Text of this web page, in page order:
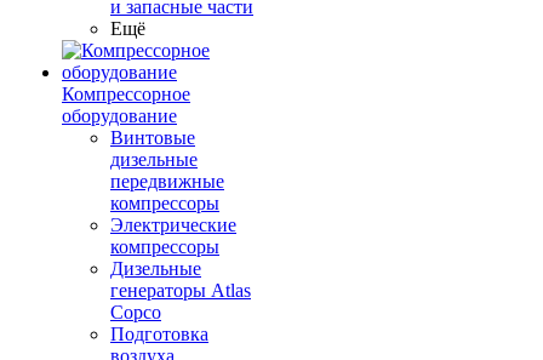
и запасные части
Ещё
Компрессорное
оборудование
Винтовые
дизельные
передвижные
компрессоры
Электрические
компрессоры
Дизельные
генераторы Atlas
Copco
Подготовка
воздуха